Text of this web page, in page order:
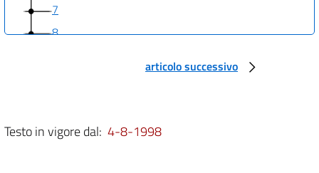
7
8
13
articolo successivo
Testo in vigore dal: 4-8-1998